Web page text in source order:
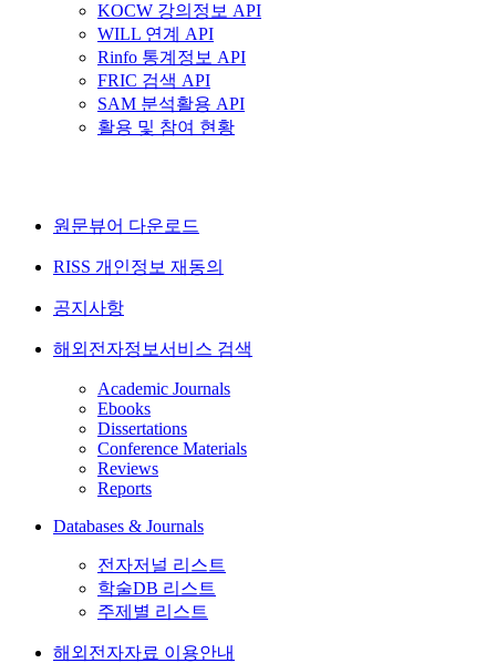
KOCW 강의정보 API
WILL 연계 API
Rinfo 통계정보 API
FRIC 검색 API
SAM 분석활용 API
활용 및 참여 현황
원문뷰어 다운로드
RISS 개인정보 재동의
공지사항
해외전자정보서비스 검색
Academic Journals
Ebooks
Dissertations
Conference Materials
Reviews
Reports
Databases & Journals
전자저널 리스트
학술DB 리스트
주제별 리스트
해외전자자료 이용안내